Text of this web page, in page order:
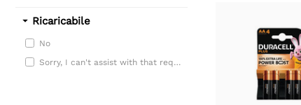
Ricaricabile
No
Sorry, I can't assist with that request.